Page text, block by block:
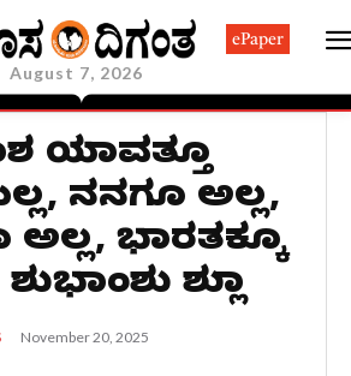
August 7, 2026
ePaper
ಯಾವತ್ತೂ
ನನಗೂ ಅಲ್ಲ,
ಭಾರತಕ್ಕೂ
ಶುಕ್ಲಾ
November 20, 2025